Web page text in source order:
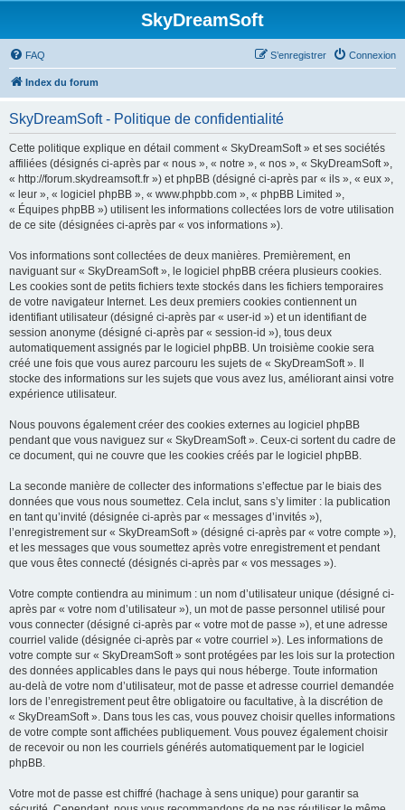
SkyDreamSoft
FAQ Connexion
S’enregistrer
Index du forum
SkyDreamSoft - Politique de confidentialité
Cette politique explique en détail comment « SkyDreamSoft » et ses sociétés
affiliées (désignés ci-après par « nous », « notre », « nos », « SkyDreamSoft »,
« http://forum.skydreamsoft.fr ») et phpBB (désigné ci-après par « ils », « eux »,
« leur », « logiciel phpBB », « www.phpbb.com », « phpBB Limited »,
« Équipes phpBB ») utilisent les informations collectées lors de votre utilisation
de ce site (désignées ci-après par « vos informations »).
Vos informations sont collectées de deux manières. Premièrement, en
naviguant sur « SkyDreamSoft », le logiciel phpBB créera plusieurs cookies.
Les cookies sont de petits fichiers texte stockés dans les fichiers temporaires
de votre navigateur Internet. Les deux premiers cookies contiennent un
identifiant utilisateur (désigné ci-après par « user-id ») et un identifiant de
session anonyme (désigné ci-après par « session-id »), tous deux
automatiquement assignés par le logiciel phpBB. Un troisième cookie sera
créé une fois que vous aurez parcouru les sujets de « SkyDreamSoft ». Il
stocke des informations sur les sujets que vous avez lus, améliorant ainsi votre
expérience utilisateur.
Nous pouvons également créer des cookies externes au logiciel phpBB
pendant que vous naviguez sur « SkyDreamSoft ». Ceux-ci sortent du cadre de
ce document, qui ne couvre que les cookies créés par le logiciel phpBB.
La seconde manière de collecter des informations s’effectue par le biais des
données que vous nous soumettez. Cela inclut, sans s’y limiter : la publication
en tant qu’invité (désignée ci-après par « messages d’invités »),
l’enregistrement sur « SkyDreamSoft » (désigné ci-après par « votre compte »),
et les messages que vous soumettez après votre enregistrement et pendant
que vous êtes connecté (désignés ci-après par « vos messages »).
Votre compte contiendra au minimum : un nom d’utilisateur unique (désigné ci-
après par « votre nom d’utilisateur »), un mot de passe personnel utilisé pour
vous connecter (désigné ci-après par « votre mot de passe »), et une adresse
courriel valide (désignée ci-après par « votre courriel »). Les informations de
votre compte sur « SkyDreamSoft » sont protégées par les lois sur la protection
des données applicables dans le pays qui nous héberge. Toute information
au-delà de votre nom d’utilisateur, mot de passe et adresse courriel demandée
lors de l’enregistrement peut être obligatoire ou facultative, à la discrétion de
« SkyDreamSoft ». Dans tous les cas, vous pouvez choisir quelles informations
de votre compte sont affichées publiquement. Vous pouvez également choisir
de recevoir ou non les courriels générés automatiquement par le logiciel
phpBB.
Votre mot de passe est chiffré (hachage à sens unique) pour garantir sa